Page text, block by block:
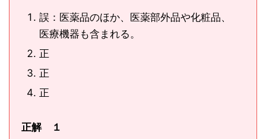
誤：医薬品のほか、医薬部外品や化粧品、
医療機器も含まれる。
正
正
正
正解 １